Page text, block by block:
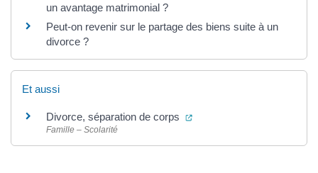
un avantage matrimonial ?
Peut-on revenir sur le partage des biens suite à un
divorce ?
Et aussi
Divorce, séparation de corps (ouverture dans un nouvel
Famille – Scolarité